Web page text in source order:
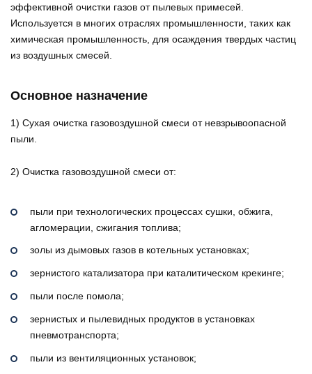
эффективной очистки газов от пылевых примесей.
Используется в многих отраслях промышленности, таких как
химическая промышленность, для осаждения твердых частиц
из воздушных смесей.
Основное назначение
1) Сухая очистка газовоздушной смеси от невзрывоопасной
пыли.
2) Очистка газовоздушной смеси от:
пыли при технологических процессах сушки, обжига,
агломерации, сжигания топлива;
золы из дымовых газов в котельных установках;
зернистого катализатора при каталитическом крекинге;
пыли после помола;
зернистых и пылевидных продуктов в установках
пневмотранспорта;
пыли из вентиляционных установок;